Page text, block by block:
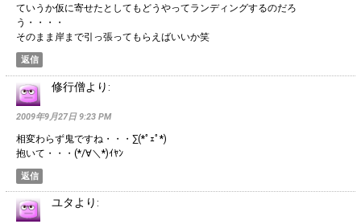
ていうか仮に寄せたとしてもどうやってランディングするのだろ
う・・・・
そのまま岸まで引っ張ってもらえばいいか笑
返信
修行僧より:
2009年9月27日 9:23 PM
相変わらず鬼ですね・・・∑(*ﾟｪﾟ*)
抱いて・・・(*/∀＼*)ｲﾔﾝ
返信
ユタより: